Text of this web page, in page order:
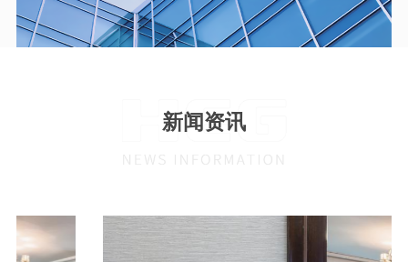
新闻资讯